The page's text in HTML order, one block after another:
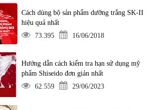
Cách dùng bộ sản phẩm dưỡng trắng SK-II
hiệu quả nhất
73.395
16/06/2018
Hướng dẫn cách kiểm tra hạn sử dụng mỹ
phẩm Shiseido đơn giản nhất
62.559
29/06/2023